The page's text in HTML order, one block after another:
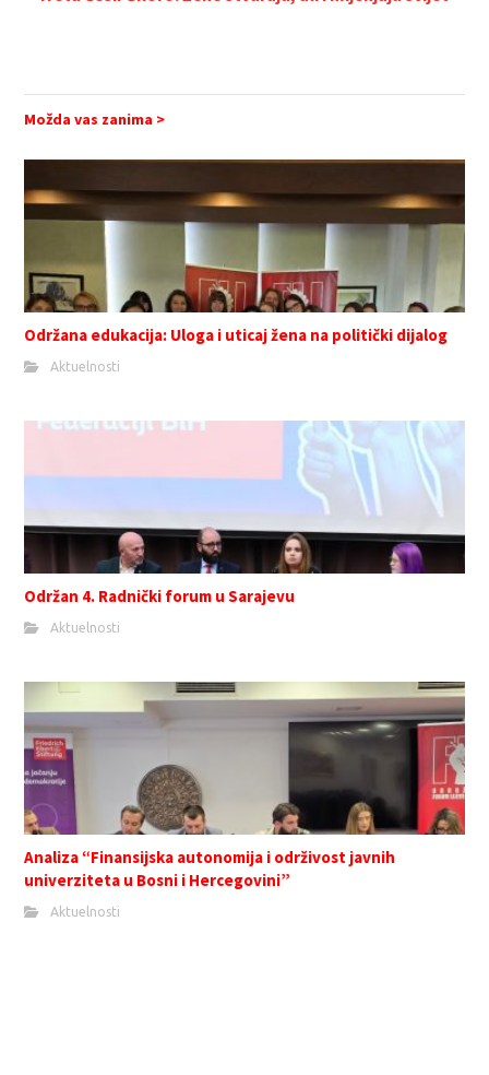
Možda vas zanima >
Održana edukacija: Uloga i uticaj žena na politički dijalog
Aktuelnosti
Održan 4. Radnički forum u Sarajevu
Aktuelnosti
Analiza “Finansijska autonomija i održivost javnih
univerziteta u Bosni i Hercegovini”
Aktuelnosti